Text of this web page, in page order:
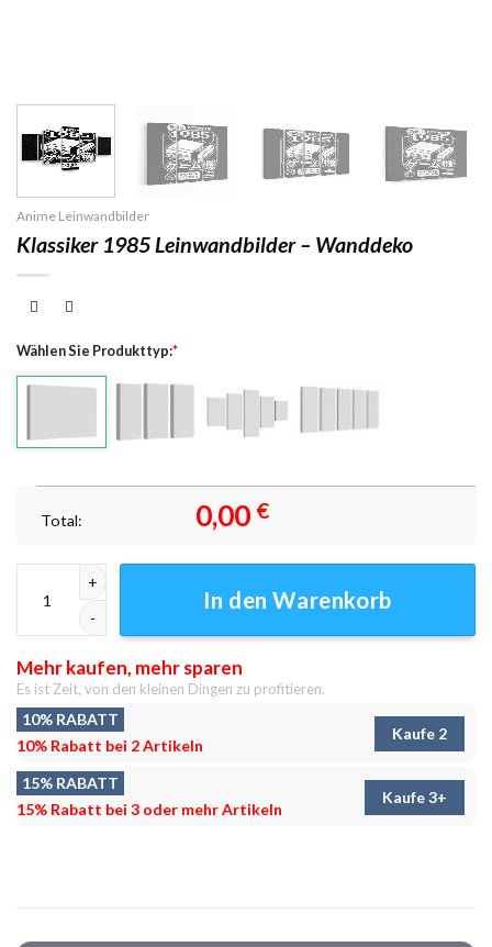
Anime Leinwandbilder
Klassiker 1985 Leinwandbilder – Wanddeko
Wählen Sie Produkttyp:*
Total: 0,00 €
In den Warenkorb
Mehr kaufen, mehr sparen
Es ist Zeit, von den kleinen Dingen zu profitieren.
10% RABATT
10% Rabatt bei 2 Artikeln
Kaufe 2
15% RABATT
15% Rabatt bei 3 oder mehr Artikeln
Kaufe 3+